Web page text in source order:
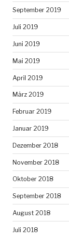
September 2019
Juli 2019
Juni 2019
Mai 2019
April 2019
März 2019
Februar 2019
Januar 2019
Dezember 2018
November 2018
Oktober 2018
September 2018
August 2018
Juli 2018